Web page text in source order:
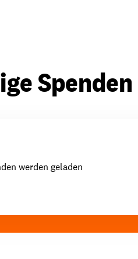
Spenden
werden geladen